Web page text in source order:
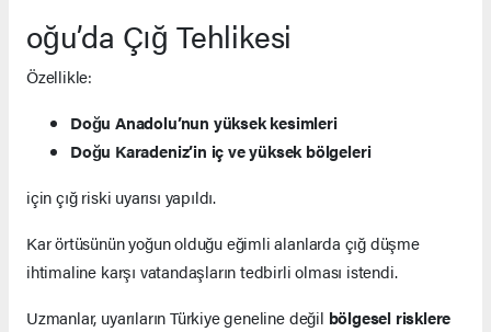
oğu’da Çığ Tehlikesi
Özellikle:
Doğu Anadolu’nun yüksek kesimleri
Doğu Karadeniz’in iç ve yüksek bölgeleri
için çığ riski uyarısı yapıldı.
Kar örtüsünün yoğun olduğu eğimli alanlarda çığ düşme
ihtimaline karşı vatandaşların tedbirli olması istendi.
Uzmanlar, uyarıların Türkiye geneline değil bölgesel risklere